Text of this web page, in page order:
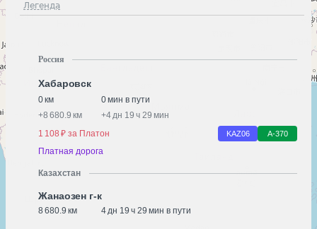
Легенда
Россия
Хабаровск
0 км
0 мин в пути
+8 680.9 км +4 дн 19 ч 29 мин
1 108 ₽ за Платон
KАZ06 А-370
Платная дорога
Казахстан
Жанаозен г-к
8 680.9 км 4 дн 19 ч 29 мин в пути